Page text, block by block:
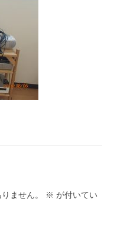
ません。 ※ が付いてい